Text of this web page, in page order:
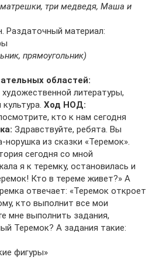
матрешки, три медведя, Маша и
Раздаточный материал:
прямоугольник)
областей:
литературы,
Ход НОД:
кто к нам сегодня
Здравствуйте, ребята. Вы
из сказки «Теремок».
сегодня со мной
я к теремку, остановилась и
Кто в тереме живет?» А
отвечает: «Теремок откроет
кто выполнит все мои
мне выполнить задания,
Теремок? А задания такие:
фигуры»